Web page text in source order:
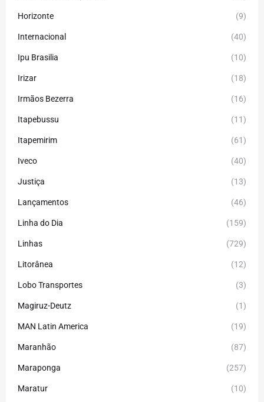
Horizonte (9)
Internacional (40)
Ipu Brasilia (10)
Irizar (18)
Irmãos Bezerra (16)
Itapebussu (11)
Itapemirim (61)
Iveco (40)
Justiça (13)
Lançamentos (46)
Linha do Dia (159)
Linhas (729)
Litorânea (12)
Lobo Transportes (3)
Magiruz-Deutz (1)
MAN Latin America (19)
Maranhão (87)
Maraponga (257)
Maratur (10)